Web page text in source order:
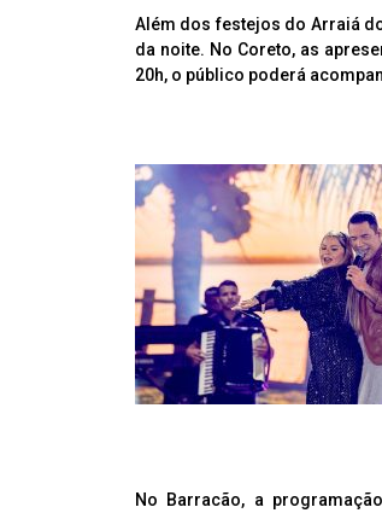
Além dos festejos do Arraiá
da noite. No Coreto, as
20h, o público poderá
No Barracão, a